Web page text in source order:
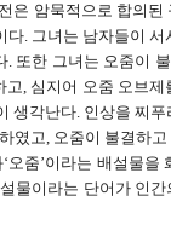
은 암묵적으로 합의된
다. 그녀는 남자들이
. 또한 그녀는 오줌이
고, 심지어 오줌 오브
생각난다. 인상을 찌
였고, 오줌이 불결하
오줌’이라는 배설물
물이라는 단어가 인